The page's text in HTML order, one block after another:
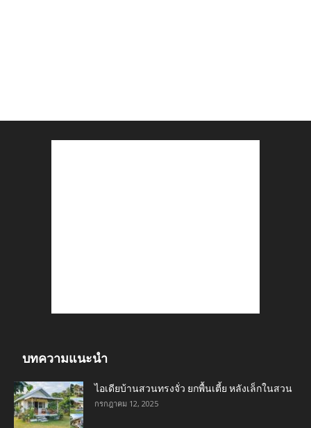
บทความแนะนำ
ไอเดียบ้านสวนทรงจั่ว ยกพื้นเตี้ย หลังเล็กในสวน
กรกฎาคม 12, 2025